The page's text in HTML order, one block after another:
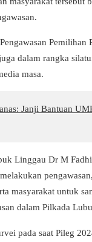
Pemilihan
dalam rangka
masa.
Janji Bantuan
Linggau Dr M
masyarakat untuk
dalam Pilkada
pada saat Pileg